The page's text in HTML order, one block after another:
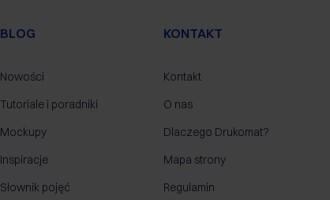
BLOG
Nowości
Tutoriale i poradniki
Mockupy
Inspiracje
Słownik pojęć
KONTAKT
Kontakt
O nas
Dlaczego Drukomat?
Mapa strony
Regulamin